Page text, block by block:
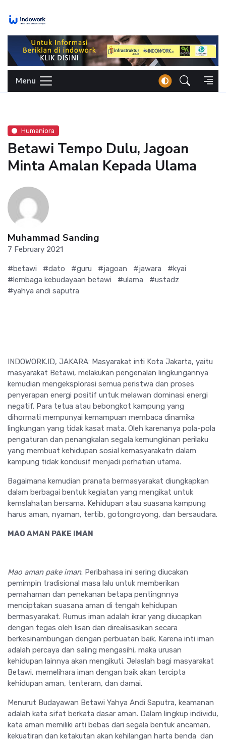
Menu
Humaniora
Betawi Tempo Dulu, Jagoan
Minta Amalan Kepada Ulama
Muhammad Sanding
7 February 2021
#betawi #dato #guru #jagoan #jawara
#kyai
#lembaga kebudayaan betawi
#ulama
#ustadz
#yahya andi saputra
INDOWORK.ID, JAKARA: Masyarakat inti Kota Jakarta, yaitu
masyarakat Betawi, melakukan pengenalan lingkungannya
kemudian mengeksplorasi semua peristwa dan proses
penyerapan energi positif untuk melawan dominasi energi
negatif. Para tetua atau bebongkot kampung yang
dihormati mempunyai kemampuan membaca dinamika
lingkungan yang tidak kasat mata. Oleh karenanya pola-pola
pengaturan dan penangkalan segala kemungkinan perilaku
yang membuat kehidupan sosial kemasyarakatn dalam
kampung tidak kondusif menjadi perhatian utama.
Bagaimana kemudian pranata bermasyarakat diungkapkan
dalam berbagai bentuk kegiatan yang mengikat untuk
kemslahatan bersama. Kehidupan atau suasana kampung
harus aman, nyaman, tertib, gotongroyong, dan bersaudara.
MAO AMAN PAKE IMAN
Mao aman pake iman. Peribahasa ini sering diucakan
pemimpin tradisional masa lalu untuk memberikan
pemahaman dan penekanan betapa pentingnnya
menciptakan suasana aman di tengah kehidupan
bermasyarakat. Rumus iman adalah ikrar yang diucapkan
dengan tegas oleh lisan dan direalisasikan secara
berkesinambungan dengan perbuatan baik. Karena inti iman
adalah percaya dan saling mengasihi, maka urusan
kehidupan lainnya akan mengikuti. Jelaslah bagi masyarakat
Betawi, memelihara iman dengan baik akan tercipta
kehidupan aman, tenteram, dan damai.
Menurut Budayawan Betawi Yahya Andi Saputra, keamanan
adalah kata sifat berkata dasar aman. Dalam lingkup individu,
kata aman memiliki arti bebas dari segala bentuk ancaman,
kekuatiran dan ketakutan akan kehilangan harta benda dan